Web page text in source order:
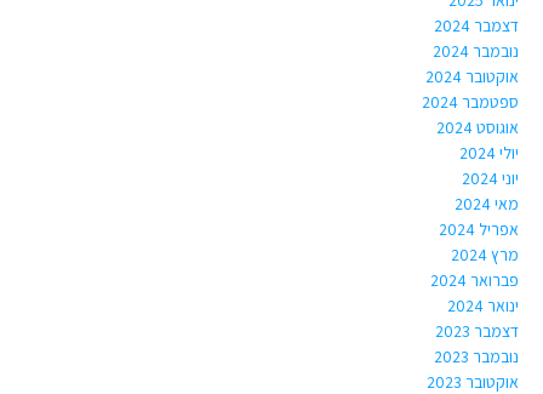
דצמבר 2024
נובמבר 2024
אוקטובר 2024
ספטמבר 2024
אוגוסט 2024
יולי 2024
יוני 2024
מאי 2024
אפריל 2024
מרץ 2024
פברואר 2024
ינואר 2024
דצמבר 2023
נובמבר 2023
אוקטובר 2023